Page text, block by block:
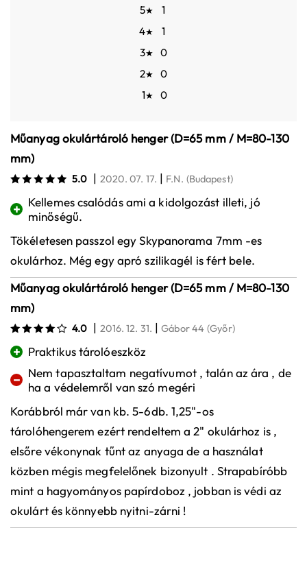
5★
1
4★
1
3★
0
2★
0
1★ 0
Műanyag okulártároló henger (D=65 mm / M=80-130
mm)
5.0 | 2020. 07. 17. | F.N. (Budapest)
+
Kellemes csalódás ami a kidolgozást illeti, jó
minőségű.
Tökéletesen passzol egy Skypanorama 7mm -es
okulárhoz. Még egy apró szilikagél is fért bele.
Műanyag okulártároló henger (D=65 mm / M=80-130
mm)
4.0 | 2016. 12. 31. |Gábor 44 (Győr)
+ Praktikus tárolóeszköz
−
Nem tapasztaltam negatívumot , talán az ára , de
ha a védelemről van szó megéri
Korábbról már van kb. 5-6db. 1,25"-os
tárolóhengerem ezért rendeltem a 2" okulárhoz is ,
elsőre vékonynak tűnt az anyaga de a használat
közben mégis megfelelőnek bizonyult . Strapabíróbb
mint a hagyományos papírdoboz , jobban is védi az
okulárt és könnyebb nyitni-zárni !